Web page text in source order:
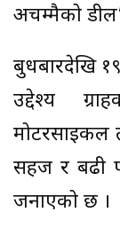
अचम्मैको
बुधबारदेखि
उद्देश्य
मोटरसाइकल
सहज र बढी
जनाएको छ ।